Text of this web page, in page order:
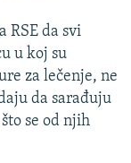
RSE da svi
u koj su
za lečenje, ne
da sarađuju
se od njih